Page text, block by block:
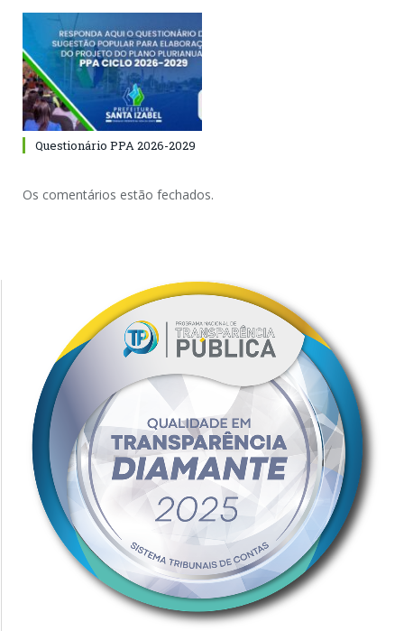
Questionário PPA 2026-2029
Os comentários estão fechados.